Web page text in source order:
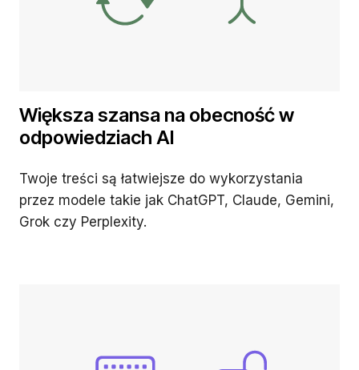
Większa szansa na obecność w
odpowiedziach AI
Twoje treści są łatwiejsze do wykorzystania
przez modele takie jak ChatGPT, Claude, Gemini,
Grok czy Perplexity.